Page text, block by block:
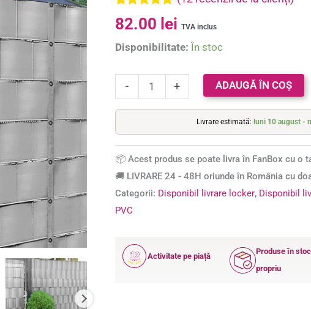
Evaluat la
5.00din 5 pe
12
evaluări de
82.00 lei TVA inclus
Disponibilitate: În stoc
-
in
gradina,
PVC,
x
m,
+ ADAUGĂ ÎN COȘ
Livrare estimată: luni 10 august -
📦 Acest produs se poate livra în FanBox cu o
🚚 LIVRARE 24 - 48H oriunde în România cu
Categorii: Disponibil livrare locker, Disponibil
PVC
12
ANI
Activitate pe piață
Produse în stoc
propriu